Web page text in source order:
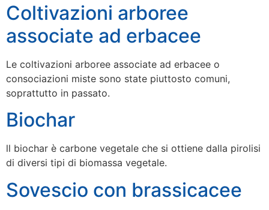
Coltivazioni arboree
associate ad erbacee
Le coltivazioni arboree associate ad erbacee o
consociazioni miste sono state piuttosto comuni,
soprattutto in passato.
Biochar
ll biochar è carbone vegetale che si ottiene dalla pirolisi
di diversi tipi di biomassa vegetale.
Sovescio con brassicacee